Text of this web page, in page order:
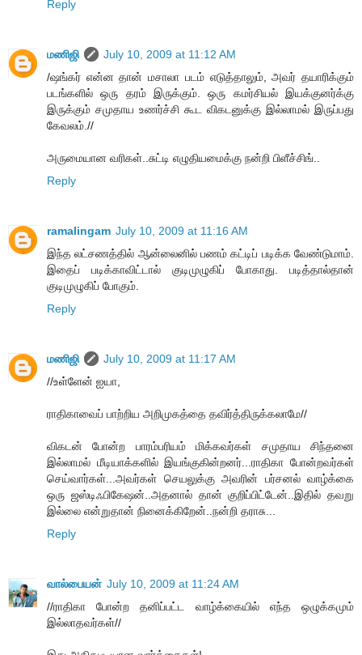
Reply
மணிஜி
July 10, 2009 at 11:12 AM
/ஷங்கர் என்ன தான் மசாலா படம் எடுத்தாலும், அவர் தயாரிக்கும்
படங்களில் ஒரு தரம் இருக்கும். ஒரு கமர்சியல் இயக்குனர்க்கு
இருக்கும் சமுதாய உணர்ச்சி கூட விகடனுக்கு இல்லாமல் இருப்பது
கேவலம்.//
அருமையான வரிகள்..சுட்டி எழுதியமைக்கு நன்றி பிளீச்சிங்..
Reply
ramalingam July 10, 2009 at 11:16 AM
இந்த லட்சணத்தில் ஆன்லைனில் பணம் கட்டிப் படிக்க வேண்டுமாம்.
இதைப் படிக்காவிட்டால் குடிமுழுகிப் போகாது. படித்தால்தான்
குடிமுழுகிப் போகும்.
Reply
மணிஜி
July 10, 2009 at 11:17 AM
//உள்ளேன் ஐயா,
ராதிகாவைப் பாற்றிய அறிமுகத்தை தவிர்த்திருக்கலாமே//
விகடன் போன்ற பாரம்பரியம் மிக்கவர்கள் சமுதாய சிந்தனை
இல்லாமல் மீடியாக்களில் இயங்குகின்றனர்...ராதிகா போன்றவர்கள்
செய்வார்கள்...அவர்கள் செயலுக்கு அவரின் பர்சனல் வாழ்க்கை
ஒரு ஜஸ்டிஃபிகேஷன்..அதனால் தான் குறிப்பிட்டேன்..இதில் தவறு
இல்லை என்றுதான் நினைக்கிறேன்..நன்றி தராசு...
Reply
வால்பையன் July 10, 2009 at 11:24 AM
//ராதிகா போன்ற தனிப்பட்ட வாழ்க்கையில் எந்த ஒழுக்கமும்
இல்லாதவர்கள்//